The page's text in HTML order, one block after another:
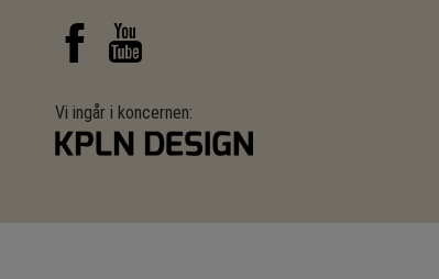
Vi ingår i koncernen: